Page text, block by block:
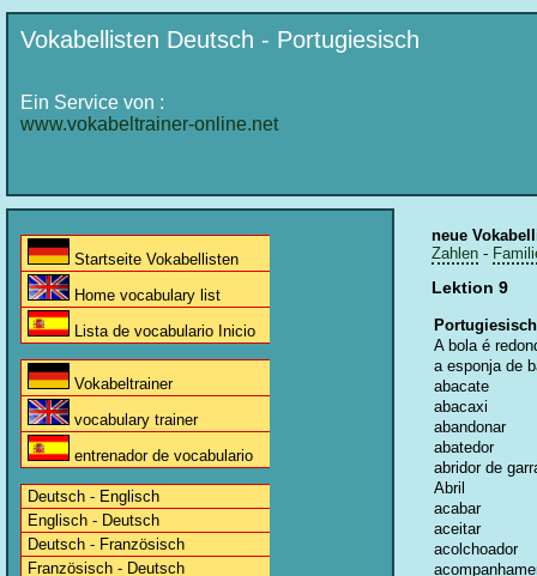
Vokabellisten Deutsch - Portugiesisch
Ein Service von :
www.vokabeltrainer-online.net
Startseite Vokabellisten
Home vocabulary list
Lista de vocabulario Inicio
Vokabeltrainer
vocabulary trainer
entrenador de vocabulario
Deutsch - Englisch
Englisch - Deutsch
Deutsch - Französisch
Französisch - Deutsch
neue
Zahlen -
Lektion 9
Portugiesisch
A bola é
a esponja de
abacate
abacaxi
abandonar
abatedor
abridor de
Abril
acabar
aceitar
acolchoador